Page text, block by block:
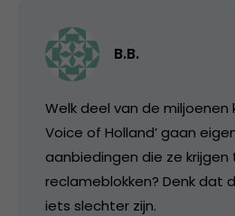
B.B.
Welk deel van de miljoenen
Voice of Holland’ gaan
aanbiedingen die ze krijgen
reclameblokken? Denk dat
iets slechter zijn.